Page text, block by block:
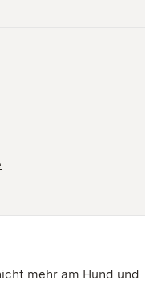
mehr am Hund und